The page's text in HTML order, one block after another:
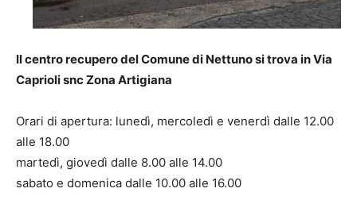
Il centro recupero del Comune di Nettuno si trova in Via
Caprioli snc Zona Artigiana
Orari di apertura: lunedì, mercoledì e venerdì dalle 12.00
alle 18.00
martedì, giovedì dalle 8.00 alle 14.00
sabato e domenica dalle 10.00 alle 16.00